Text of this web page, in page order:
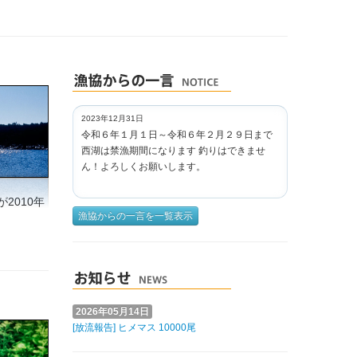
2010年
2023年12月31日
令和６年１月１日～令和６年２月２９日まで
西湖は禁漁期間になります 釣りはできませ
ん！よろしくお願いします。
漁協からの一言を一覧表示
2026年05月14日
[放流報告] ヒメマス 10000尾